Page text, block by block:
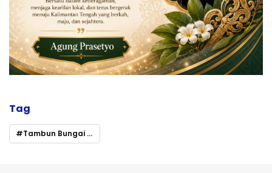
Tag
Tambun Bungai Run Meriahkan Hari Bela Negara dan Hari Juang TNI AD di Palangka Raya